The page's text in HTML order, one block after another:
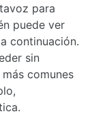
para
puede ver
continuación.
sin
comunes